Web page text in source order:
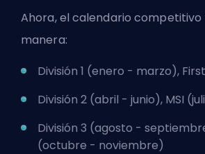
Ahora, el calendario competitivo
manera:
División 1 (enero - marzo),
División 2 (abril - junio), MSI
División 3 (agosto -
(octubre - noviembre)